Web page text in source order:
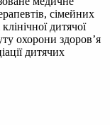
сімейних
дитячої
охорони здоров’я
дитячих